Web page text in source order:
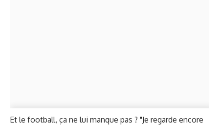
Et le football, ça ne lui manque pas ? "Je regarde encore